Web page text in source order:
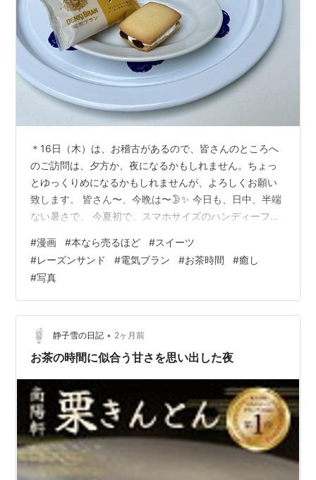
＊16日（木）は、お稽古があるので、皆さんのところへ
のご訪問は、夕方か、夜になるかもしれません。ちょっ
とゆっくりめになるかもしれませんが、よろしくお願い
致します。 皆さん〜、今晩は〜🌛✨ 今日も、日中、半端
ない暑さで、 今夏初で、スマホサイズのハンディーファ
み終え・・・、また、気になるところに、付箋をつけた
りしたのですが、今回は、現在放映している、大河ドラ
マ”豊臣兄弟”に、ちょっぴり関連して・・・、 いつぞや
の旅先で購入した・・・、 明智光秀 せんじゃふだ付箋を
使いました〜！😊 前回の”豊臣兄弟”では、信長の天下統
一目前で、 色々な人間…
#漫画 #本なら売るほど #スイーツ
#レーズンサンド #電気ブラン #お茶時間 #癒し
#写真
静子雪の日記 • 2ヶ月前
お茶の時間に似合う甘さを思い出した夜